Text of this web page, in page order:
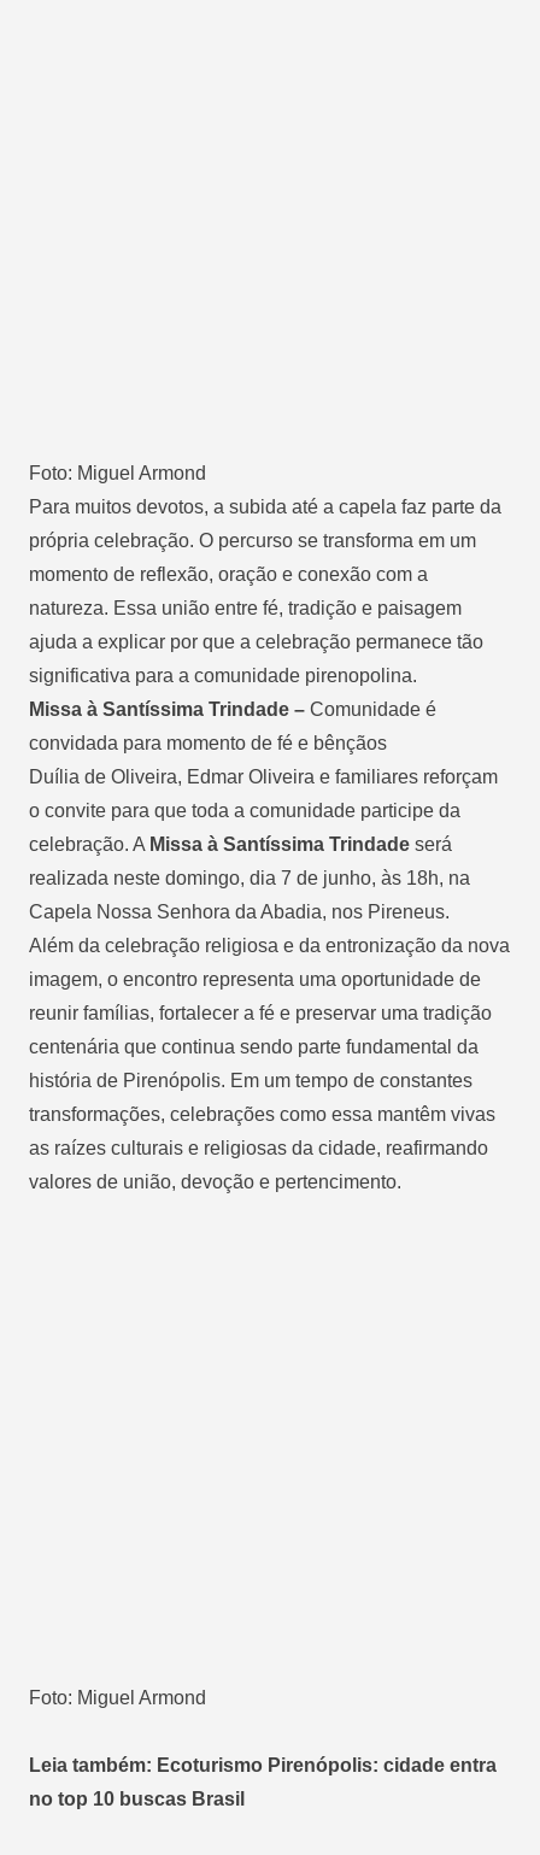
Foto: Miguel Armond
Para muitos devotos, a subida até a capela faz parte da
própria celebração. O percurso se transforma em um
momento de reflexão, oração e conexão com a
natureza. Essa união entre fé, tradição e paisagem
ajuda a explicar por que a celebração permanece tão
significativa para a comunidade pirenopolina.
Missa à Santíssima Trindade – Comunidade é
convidada para momento de fé e bênçãos
Duília de Oliveira, Edmar Oliveira e familiares reforçam
o convite para que toda a comunidade participe da
celebração. A Missa à Santíssima Trindade será
realizada neste domingo, dia 7 de junho, às 18h, na
Capela Nossa Senhora da Abadia, nos Pireneus.
Além da celebração religiosa e da entronização da nova
imagem, o encontro representa uma oportunidade de
reunir famílias, fortalecer a fé e preservar uma tradição
centenária que continua sendo parte fundamental da
história de Pirenópolis. Em um tempo de constantes
transformações, celebrações como essa mantêm vivas
as raízes culturais e religiosas da cidade, reafirmando
valores de união, devoção e pertencimento.
Foto: Miguel Armond
Leia também: Ecoturismo Pirenópolis: cidade entra
no top 10 buscas Brasil